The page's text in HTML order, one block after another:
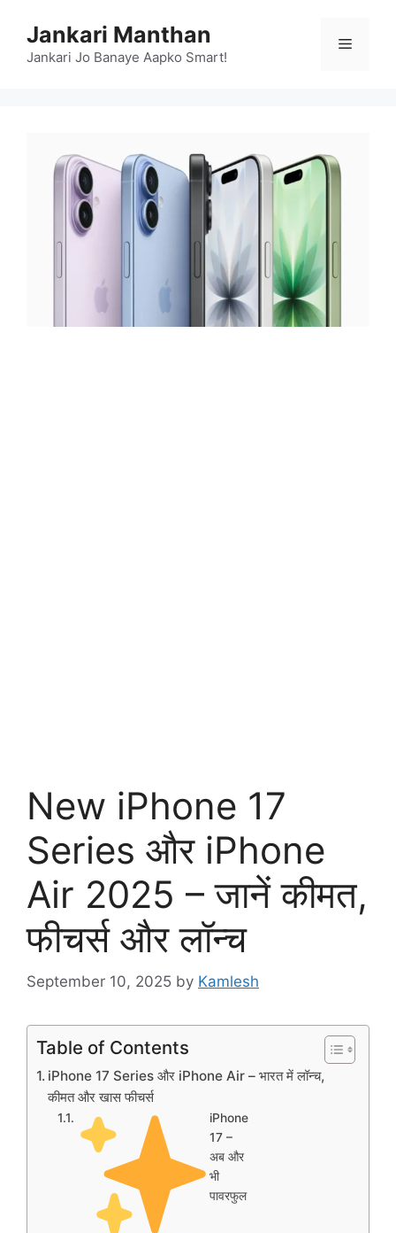
content
Jankari Manthan
Jankari Jo Banaye Aapko Smart!
Menu
New iPhone 17
Series और iPhone
Air 2025 – जानें कीमत,
फीचर्स और लॉन्च
September 10, 2025 by Kamlesh
Table of Contents
iPhone 17 Series और iPhone Air – भारत में लॉन्च,
कीमत और खास फीचर्स
iPhone
17 –
अब और
भी
पावरफुल